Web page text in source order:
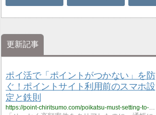
更新記事
ポイ活で「ポイントがつかない」を防
ぐ！ポイントサイト利用前のスマホ設
定と鉄則
https://point-chiritsumo.com/poikatsu-must-setting-to-get/